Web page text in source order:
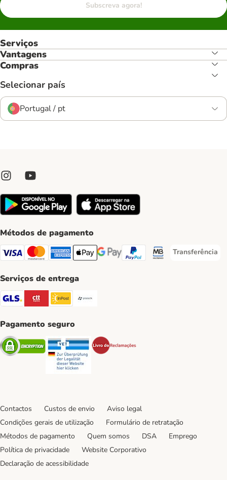
Subscreva agora!
Serviços
Vantagens
Compras
Selecionar país
Portugal / pt
Métodos de pagamento
Visa Payment Method
Mastercard Payment Method
American Express Payment Method
Apple Pay Payment Method
Google Pay Payment Method
PayPal Payment Method
Multibanco Payment
Transferência
Transferência
Serviços de entrega
GLS Shipping Method
CTTExpress Shipping Method
InPost Shipping Method
Pagamento seguro
Security Security
Contactos Custos de envio
Aviso legal
Condições gerais de utilização
Formulário de retratação
Métodos de pagamento
Quem somos DSA
Emprego
Política de privacidade
Website Corporativo
Declaração de acessibilidade